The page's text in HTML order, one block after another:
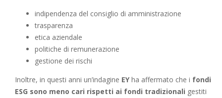
indipendenza del consiglio di amministrazione
trasparenza
etica aziendale
politiche di remunerazione
gestione dei rischi
Inoltre, in questi anni un’indagine EYha affermato che i fondi
ESG sono meno cari rispetti ai fondi tradizionali gestiti